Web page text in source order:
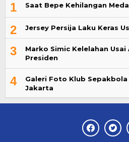
1 Saat Bepe Kehilangan
2 Jersey Persija Laku Keras
3
Marko Simic Kelelahan Usai
Presiden
4
Galeri Foto Klub
Jakarta